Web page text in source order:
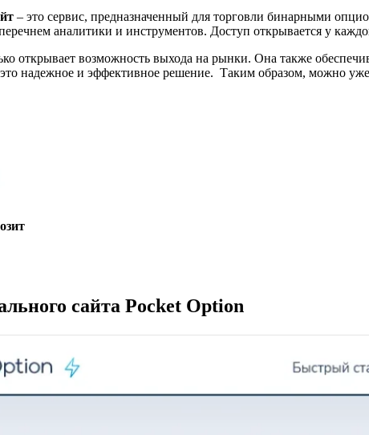
– это сервис, предназначенный для торговли бинарными
аналитики и инструментов. Доступ открывается у
открывает возможность выхода на рынки. Она также
надежное и эффективное решение. Таким образом, можно
сайта Pocket Option